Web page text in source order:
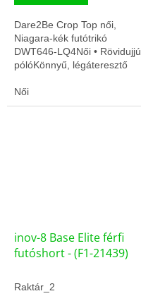
Dare2Be Crop Top női,
Niagara-kék futótrikó
DWT646-LQ4Női • Rövidujjú
pólóKönnyű, légáteresztő
edzésre optimalizálva
Női
inov-8 Base Elite férfi
futóshort - (F1-21439)
Raktár_2